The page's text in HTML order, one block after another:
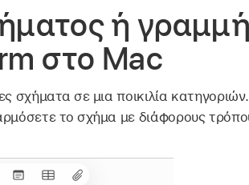
ή
στο Mac
σχήματα σε μια ποικιλία
το σχήμα με διάφορους